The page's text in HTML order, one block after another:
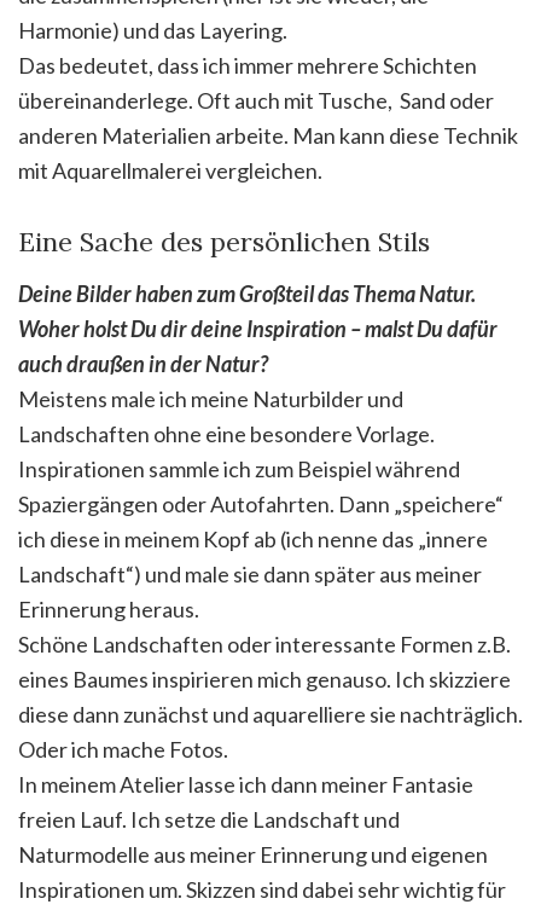
Harmonie) und das Layering.
Das bedeutet, dass ich immer mehrere Schichten
übereinanderlege. Oft auch mit Tusche, Sand oder
anderen Materialien arbeite. Man kann diese Technik
mit Aquarellmalerei vergleichen.
Eine Sache des persönlichen Stils
Deine Bilder haben zum Großteil das Thema Natur.
Woher holst Du dir deine Inspiration – malst Du dafür
auch draußen in der Natur?
Meistens male ich meine Naturbilder und
Landschaften ohne eine besondere Vorlage.
Inspirationen sammle ich zum Beispiel während
Spaziergängen oder Autofahrten. Dann „speichere“
ich diese in meinem Kopf ab (ich nenne das „innere
Landschaft“) und male sie dann später aus meiner
Erinnerung heraus.
Schöne Landschaften oder interessante Formen z.B.
eines Baumes inspirieren mich genauso. Ich skizziere
diese dann zunächst und aquarelliere sie nachträglich.
Oder ich mache Fotos.
In meinem Atelier lasse ich dann meiner Fantasie
freien Lauf. Ich setze die Landschaft und
Naturmodelle aus meiner Erinnerung und eigenen
Inspirationen um. Skizzen sind dabei sehr wichtig für